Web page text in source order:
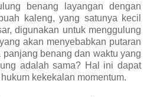
benang layangan dengan
kaleng, yang satunya kecil
digunakan untuk menggulung
akan menyebabkan putaran
benang dan waktu yang
adalah sama? Hal ini dapat
kekekalan momentum.